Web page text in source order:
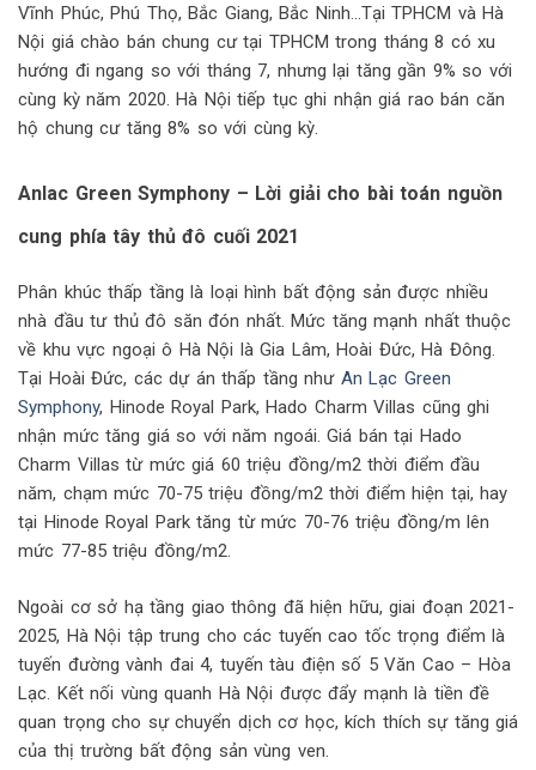
Vĩnh Phúc, Phú Thọ, Bắc Giang, Bắc Ninh…Tại TPHCM và Hà
Nội giá chào bán chung cư tại TPHCM trong tháng 8 có xu
hướng đi ngang so với tháng 7, nhưng lại tăng gần 9% so với
cùng kỳ năm 2020. Hà Nội tiếp tục ghi nhận giá rao bán căn
hộ chung cư tăng 8% so với cùng kỳ.
Anlac Green Symphony – Lời giải cho bài toán nguồn
cung phía tây thủ đô cuối 2021
Phân khúc thấp tầng là loại hình bất động sản được nhiều
nhà đầu tư thủ đô săn đón nhất. Mức tăng mạnh nhất thuộc
về khu vực ngoại ô Hà Nội là Gia Lâm, Hoài Đức, Hà Đông.
Tại Hoài Đức, các dự án thấp tầng như An Lạc Green
Symphony, Hinode Royal Park, Hado Charm Villas cũng ghi
nhận mức tăng giá so với năm ngoái. Giá bán tại Hado
Charm Villas từ mức giá 60 triệu đồng/m2 thời điểm đầu
năm, chạm mức 70-75 triệu đồng/m2 thời điểm hiện tại, hay
tại Hinode Royal Park tăng từ mức 70-76 triệu đồng/m lên
mức 77-85 triệu đồng/m2.
Ngoài cơ sở hạ tầng giao thông đã hiện hữu, giai đoạn 2021-
2025, Hà Nội tập trung cho các tuyến cao tốc trọng điểm là
tuyến đường vành đai 4, tuyến tàu điện số 5 Văn Cao – Hòa
Lạc. Kết nối vùng quanh Hà Nội được đẩy mạnh là tiền đề
quan trọng cho sự chuyển dịch cơ học, kích thích sự tăng giá
của thị trường bất động sản vùng ven.